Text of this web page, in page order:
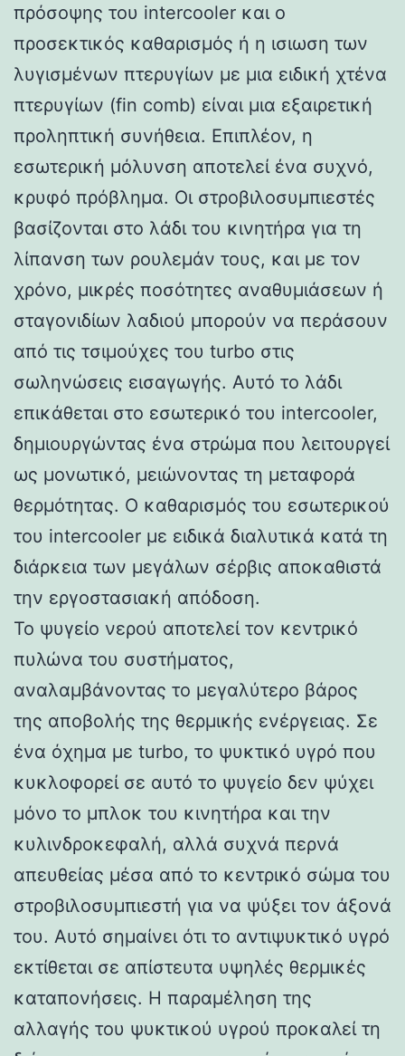
πρόσοψης του intercooler και ο
προσεκτικός καθαρισμός ή η ισιωση των
λυγισμένων πτερυγίων με μια ειδική χτένα
πτερυγίων (fin comb) είναι μια εξαιρετική
προληπτική συνήθεια. Επιπλέον, η
εσωτερική μόλυνση αποτελεί ένα συχνό,
κρυφό πρόβλημα. Οι στροβιλοσυμπιεστές
βασίζονται στο λάδι του κινητήρα για τη
λίπανση των ρουλεμάν τους, και με τον
χρόνο, μικρές ποσότητες αναθυμιάσεων ή
σταγονιδίων λαδιού μπορούν να περάσουν
από τις τσιμούχες του turbo στις
σωληνώσεις εισαγωγής. Αυτό το λάδι
επικάθεται στο εσωτερικό του intercooler,
δημιουργώντας ένα στρώμα που λειτουργεί
ως μονωτικό, μειώνοντας τη μεταφορά
θερμότητας. Ο καθαρισμός του εσωτερικού
του intercooler με ειδικά διαλυτικά κατά τη
διάρκεια των μεγάλων σέρβις αποκαθιστά
την εργοστασιακή απόδοση.
Το ψυγείο νερού αποτελεί τον κεντρικό
πυλώνα του συστήματος,
αναλαμβάνοντας το μεγαλύτερο βάρος
της αποβολής της θερμικής ενέργειας. Σε
ένα όχημα με turbo, το ψυκτικό υγρό που
κυκλοφορεί σε αυτό το ψυγείο δεν ψύχει
μόνο το μπλοκ του κινητήρα και την
κυλινδροκεφαλή, αλλά συχνά περνά
απευθείας μέσα από το κεντρικό σώμα του
στροβιλοσυμπιεστή για να ψύξει τον άξονά
του. Αυτό σημαίνει ότι το αντιψυκτικό υγρό
εκτίθεται σε απίστευτα υψηλές θερμικές
καταπονήσεις. Η παραμέληση της
αλλαγής του ψυκτικού υγρού προκαλεί τη